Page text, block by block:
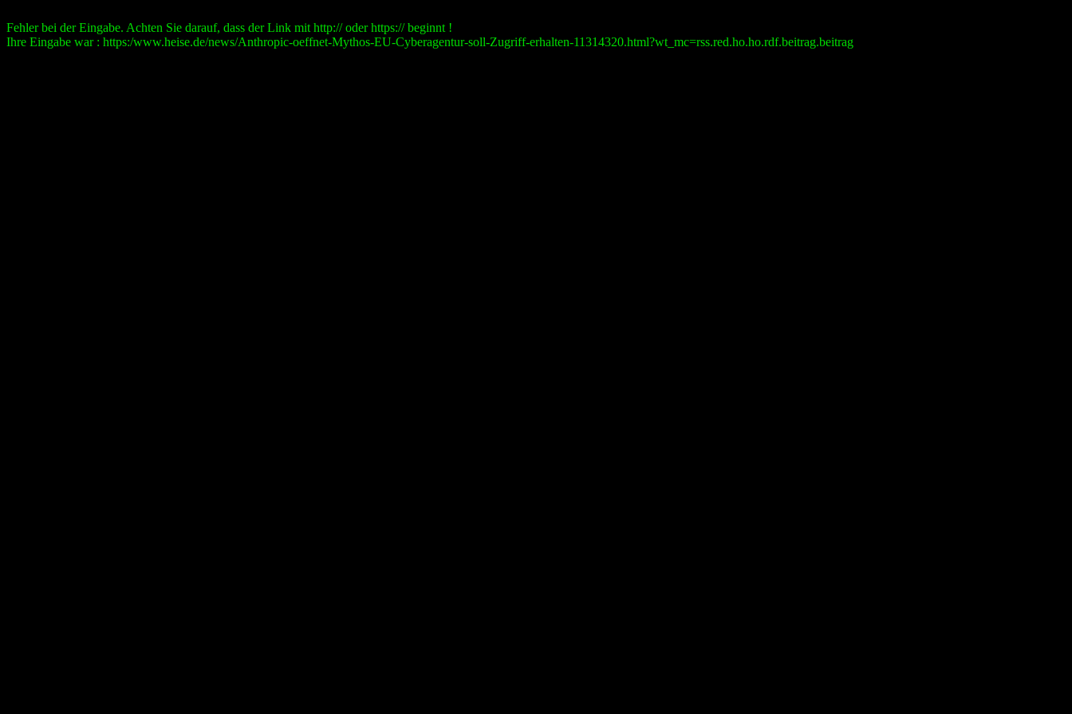
Fehler bei der Eingabe. Achten Sie darauf, dass der Link mit http:// oder https:// beginnt !
Ihre Eingabe war : https:/www.heise.de/news/Anthropic-oeffnet-Mythos-EU-Cyberagentur-soll-Zugriff-erhalten-11314320.html?wt_mc=rss.red.ho.ho.rdf.beitrag.beitrag